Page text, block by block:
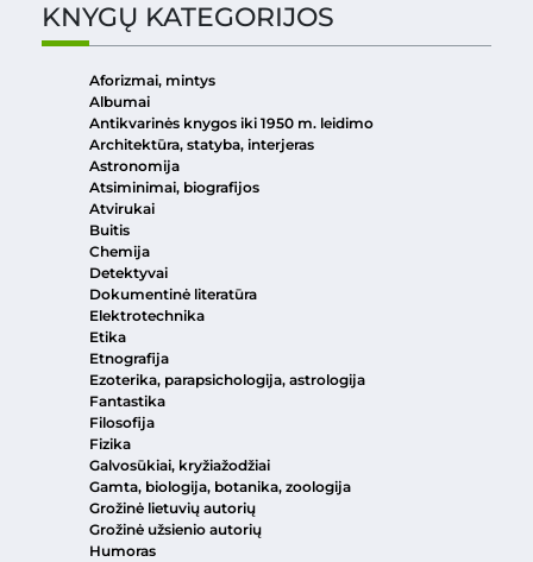
KNYGŲ KATEGORIJOS
Aforizmai, mintys
Albumai
Antikvarinės knygos iki 1950 m. leidimo
Architektūra, statyba, interjeras
Astronomija
Atsiminimai, biografijos
Atvirukai
Buitis
Chemija
Detektyvai
Dokumentinė literatūra
Elektrotechnika
Etika
Etnografija
Ezoterika, parapsichologija, astrologija
Fantastika
Filosofija
Fizika
Galvosūkiai, kryžiažodžiai
Gamta, biologija, botanika, zoologija
Grožinė lietuvių autorių
Grožinė užsienio autorių
Humoras